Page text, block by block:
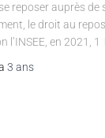
reposer auprès de
le droit au
l’INSEE, en 2021, 1
3 ans